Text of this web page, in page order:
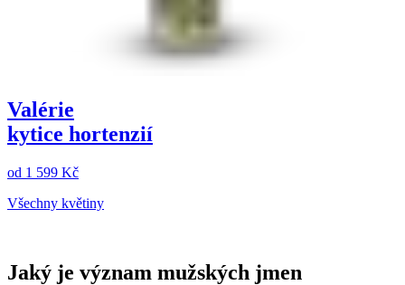
Valérie
kytice hortenzií
od 1 599 Kč
Všechny květiny
Jaký je význam mužských jmen